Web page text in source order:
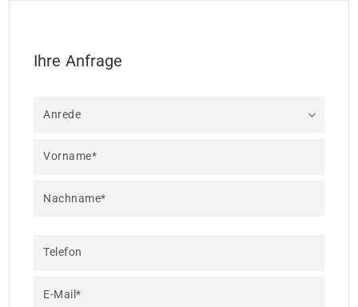
Ihre Anfrage
Anrede
Vorname*
Nachname*
Telefon
E-Mail*